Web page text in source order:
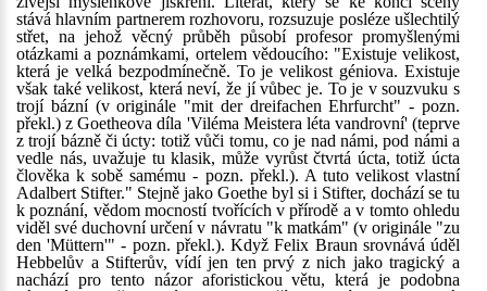
stává hlavním partnerem rozhovoru, rozsuzuje posléze ušlechtilý
střet, na jehož věcný průběh působí profesor promyšlenými
otázkami a poznámkami, ortelem vědoucího: "Existuje velikost,
která je velká bezpodmínečně. To je velikost géniova. Existuje
však také velikost, která neví, že jí vůbec je. To je v souzvuku s
trojí bázní (v originále "mit der dreifachen Ehrfurcht" - pozn.
překl.) z Goetheova díla 'Viléma Meistera léta vandrovní' (teprve
z trojí bázně či úcty: totiž vůči tomu, co je nad námi, pod námi a
vedle nás, uvažuje tu klasik, může vyrůst čtvrtá úcta, totiž úcta
člověka k sobě samému - pozn. překl.). A tuto velikost vlastní
Adalbert Stifter." Stejně jako Goethe byl si i Stifter, dochází se tu
k poznání, vědom mocností tvořících v přírodě a v tomto ohledu
viděl své duchovní určení v návratu "k matkám" (v originále "zu
den 'Müttern'" - pozn. překl.). Když Felix Braun srovnává úděl
Hebbelův a Stifterův, vídí jen ten prvý z nich jako tragický a
nachází pro tento názor aforistickou větu, která je podobna